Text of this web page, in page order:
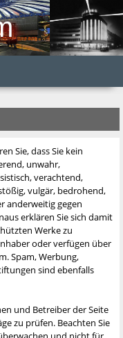
Sie, dass Sie kein
unwahr,
verachtend,
vulgär, bedrohend,
anderweitig gegen
erklären Sie sich damit
Werke zu
oder verfügen über
Spam, Werbung,
sind ebenfalls
und Betreiber der Seite
zu prüfen. Beachten Sie